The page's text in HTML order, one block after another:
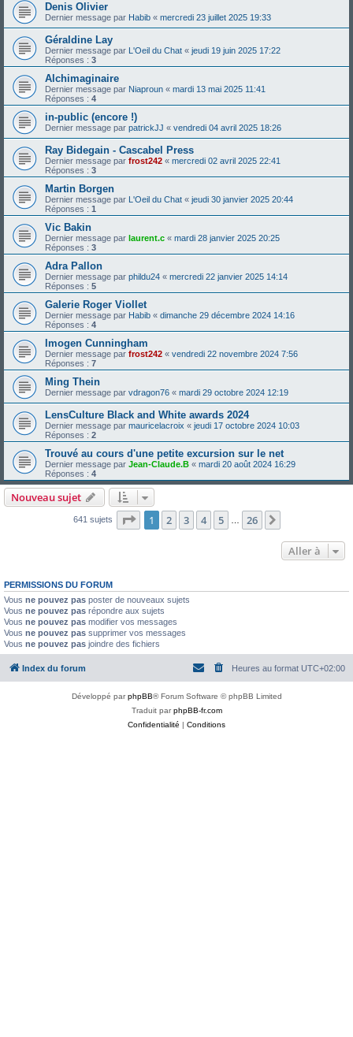
Denis Olivier
Dernier message par Habib « mercredi 23 juillet 2025 19:33
Géraldine Lay
Dernier message par L'Oeil du Chat « jeudi 19 juin 2025 17:22
Réponses : 3
Alchimaginaire
Dernier message par Niaproun « mardi 13 mai 2025 11:41
Réponses : 4
in-public (encore !)
Dernier message par patrickJJ « vendredi 04 avril 2025 18:26
Ray Bidegain - Cascabel Press
Dernier message par frost242 « mercredi 02 avril 2025 22:41
Réponses : 3
Martin Borgen
Dernier message par L'Oeil du Chat « jeudi 30 janvier 2025 20:44
Réponses : 1
Vic Bakin
Dernier message par laurent.c « mardi 28 janvier 2025 20:25
Réponses : 3
Adra Pallon
Dernier message par phildu24 « mercredi 22 janvier 2025 14:14
Réponses : 5
Galerie Roger Viollet
Dernier message par Habib « dimanche 29 décembre 2024 14:16
Réponses : 4
Imogen Cunningham
Dernier message par frost242 « vendredi 22 novembre 2024 7:56
Réponses : 7
Ming Thein
Dernier message par vdragon76 « mardi 29 octobre 2024 12:19
LensCulture Black and White awards 2024
Dernier message par mauricelacroix « jeudi 17 octobre 2024 10:03
Réponses : 2
Trouvé au cours d'une petite excursion sur le net
Dernier message par Jean-Claude.B « mardi 20 août 2024 16:29
Réponses : 4
Nouveau sujet
641 sujets Page 1sur26
1 2 3 4 5 26
Aller à
PERMISSIONS DU FORUM
Vous ne pouvez pas poster de nouveaux sujets
Vous ne pouvez pas répondre aux sujets
Vous ne pouvez pas modifier vos messages
Vous ne pouvez pas supprimer vos messages
Vous ne pouvez pas joindre des fichiers
Index du forum Heures au format UTC+02:00
Développé parphpBB® Forum Software © phpBB Limited
Traduit parphpBB-fr.com
Confidentialité | Conditions